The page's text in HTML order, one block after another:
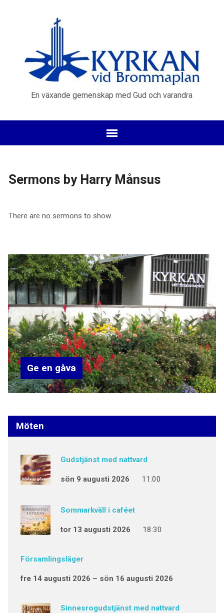
En växande gemenskap med Gud och varandra
Sermons by Harry Månsus
There are no sermons to show.
Ge en gåva
Möten
Gudstjänst med nattvard
sön 9 augusti 2026 11:00
Sommarkväll i caféet
tor 13 augusti 2026 18:30
Församlingsläger
fre 14 augusti 2026 – sön 16 augusti 2026
Sinnesrogudstjänst med nattvard